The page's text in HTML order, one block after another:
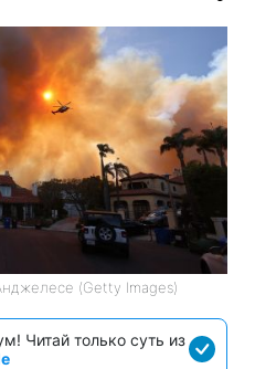
(Getty Images)
Читай только суть из